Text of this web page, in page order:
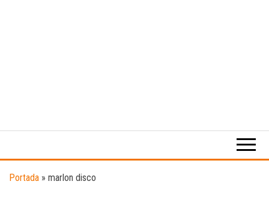
digital
Portada » marlon disco